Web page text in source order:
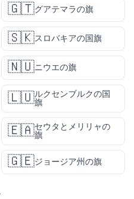
🇬🇹グアテマラの旗
🇸🇰スロバキアの国旗
🇳🇺ニウエの旗
🇱🇺ルクセンブルクの国
旗
🇪🇦セウタとメリリャの
旗
🇬🇪ジョージア州の旗